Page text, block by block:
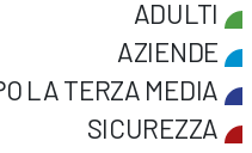
ADULTI
AZIENDE
LA TERZA MEDIA
SICUREZZA